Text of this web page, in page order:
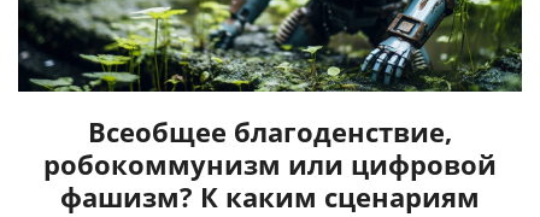
Всеобщее благоденствие,
робокоммунизм или цифровой
фашизм? К каким сценариям